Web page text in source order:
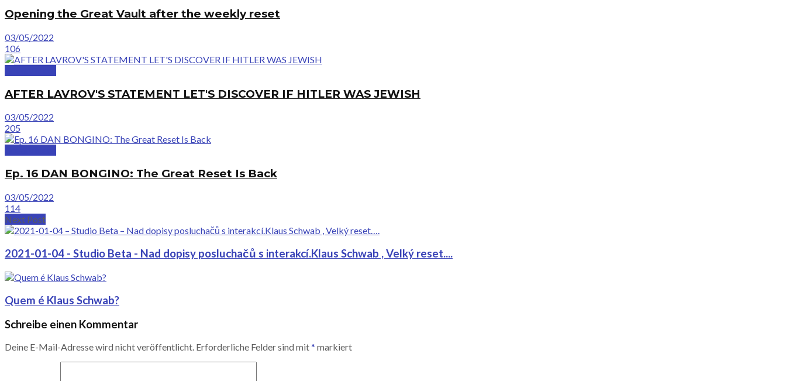
Opening the Great Vault after the weekly reset
03/05/2022
106
AFTER LAVROV'S STATEMENT LET'S DISCOVER IF HITLER WAS JEWISH
03/05/2022
205
Ep. 16 DAN BONGINO: The Great Reset Is Back
03/05/2022
114
Next Post
2021-01-04 - Studio Beta - Nad dopisy posluchačů s interakcí.Klaus Schwab , Velký reset....
Quem é Klaus Schwab?
Schreibe einen Kommentar
Deine E-Mail-Adresse wird nicht veröffentlicht. Erforderliche Felder sind mit* markiert